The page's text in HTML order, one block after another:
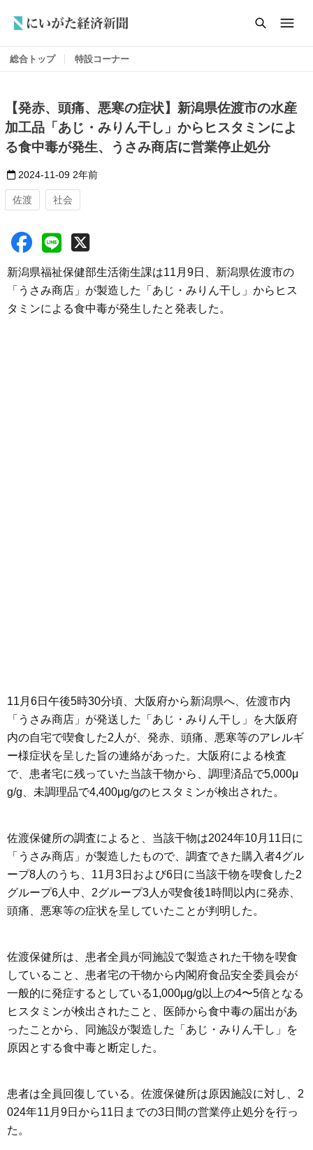
総合トップ 特設コーナー
【発赤、頭痛、悪寒の症状】新潟県佐渡市の水産
加工品「あじ・みりん干し」からヒスタミンによ
る食中毒が発生、うさみ商店に営業停止処分
2024-11-09 2年前
佐渡 社会
新潟県福祉保健部生活衛生課は11月9日、新潟県佐渡市の
「うさみ商店」が製造した「あじ・みりん干し」からヒス
タミンによる食中毒が発生したと発表した。
11月6日午後5時30分頃、大阪府から新潟県へ、佐渡市内
「うさみ商店」が発送した「あじ・みりん干し」を大阪府
内の自宅で喫食した2人が、発赤、頭痛、悪寒等のアレルギ
ー様症状を呈した旨の連絡があった。大阪府による検査
で、患者宅に残っていた当該干物から、調理済品で5,000μ
g/g、未調理品で4,400μg/gのヒスタミンが検出された。
佐渡保健所の調査によると、当該干物は2024年10月11日に
「うさみ商店」が製造したもので、調査できた購入者4グル
ープ8人のうち、11月3日および6日に当該干物を喫食した2
グループ6人中、2グループ3人が喫食後1時間以内に発赤、
頭痛、悪寒等の症状を呈していたことが判明した。
佐渡保健所は、患者全員が同施設で製造された干物を喫食
していること、患者宅の干物から内閣府食品安全委員会が
一般的に発症するとしている1,000μg/g以上の4〜5倍となる
ヒスタミンが検出されたこと、医師から食中毒の届出があ
ったことから、同施設が製造した「あじ・みりん干し」を
原因とする食中毒と断定した。
患者は全員回復している。佐渡保健所は原因施設に対し、2
024年11月9日から11日までの3日間の営業停止処分を行っ
た。